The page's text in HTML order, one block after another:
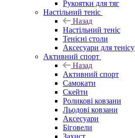
Рукоятки для тяг
Настільний теніс
Назад
Настільний теніс
Тенісні столи
Аксесуари для тенісу
Активний спорт
Назад
Активний спорт
Самокати
Скейти
Роликові ковзани
Льодові ковзани
Аксесуари
Біговели
Захист